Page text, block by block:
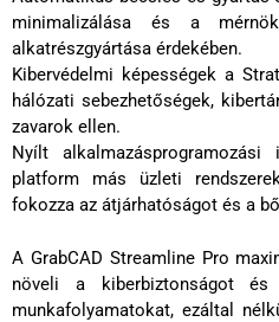
minimalizálása és a
alkatrészgyártása érdekében.
Kibervédelmi képességek a
hálózati sebezhetőségek,
zavarok ellen.
Nyílt
platform más üzleti
fokozza az átjárhatóságot és a
A GrabCAD Streamline Pro
növeli a kiberbiztonságot
munkafolyamatokat, ezáltal